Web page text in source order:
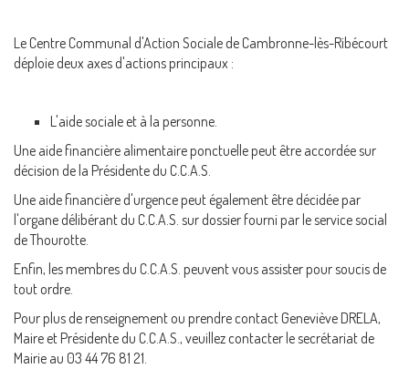
Le Centre Communal d'Action Sociale de Cambronne-lès-Ribécourt
déploie deux axes d'actions principaux :
L'aide sociale et à la personne.
Une aide financière alimentaire ponctuelle peut être accordée sur
décision de la Présidente du C.C.A.S.
Une aide financière d'urgence peut également être décidée par
l'organe délibérant du C.C.A.S. sur dossier fourni par le service social
de Thourotte.
Enfin, les membres du C.C.A.S. peuvent vous assister pour soucis de
tout ordre.
Pour plus de renseignement ou prendre contact Geneviève DRELA,
Maire et Présidente du C.C.A.S., veuillez contacter le secrétariat de
Mairie au 03 44 76 81 21.